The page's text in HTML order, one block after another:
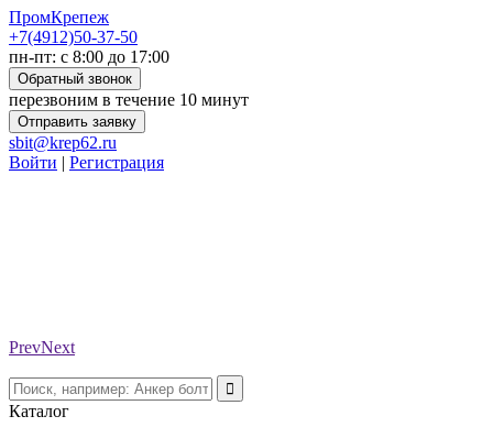
ПромКрепеж
+7(4912)50-37-50
пн-пт: с 8:00 до 17:00
Обратный звонок
перезвоним в течение 10 минут
Отправить заявку
sbit@krep62.ru
Войти | Регистрация
PrevNext
Каталог